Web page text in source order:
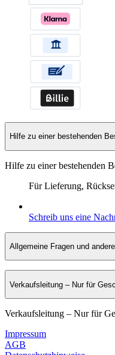
Hilfe zu einer bestehenden
Hilfe zu einer bestehenden
Für Lieferung,
Schreib uns eine
Allgemeine Fragen und
Verkaufsleitung – Nur für
Verkaufsleitung – Nur für
Impressum
AGB